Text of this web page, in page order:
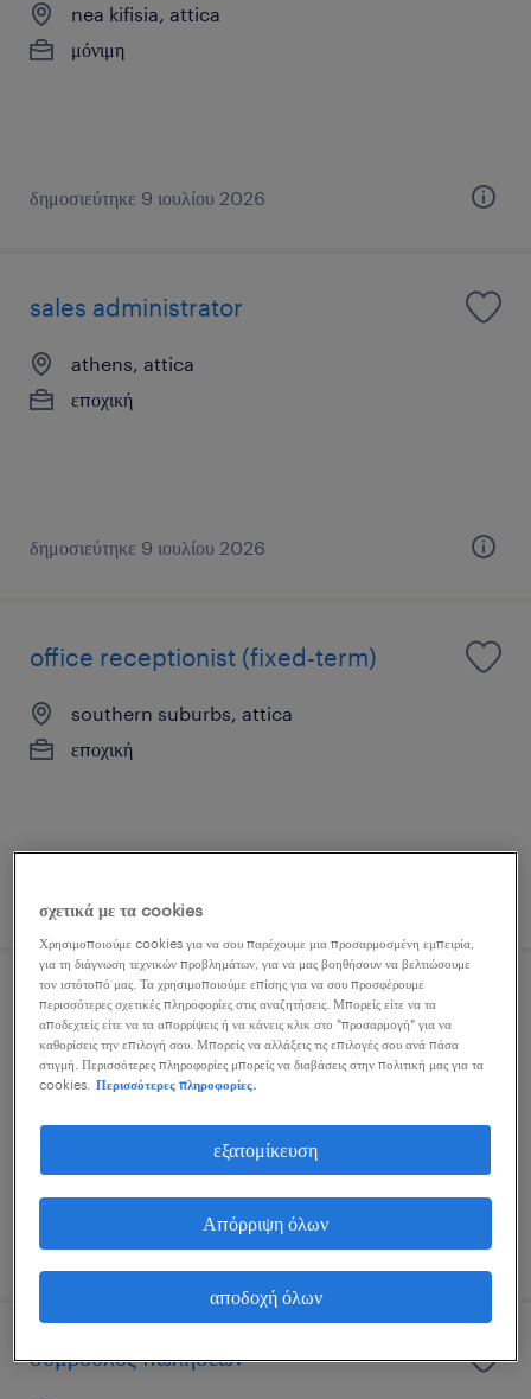
nea kifisia, attica
μόνιμη
δημοσιεύτηκε 9 ιουλίου 2026
sales administrator
athens, attica
εποχική
δημοσιεύτηκε 9 ιουλίου 2026
office receptionist (fixed-term)
southern suburbs, attica
εποχική
δημοσιεύτηκε 9 ιουλίου 2026
account manager (it solutions)
athens, attica
μόνιμη
δημοσιεύτηκε 10 ιουλίου 2026
σύμβουλος πωλήσεων
σχετικά με τα cookies
Χρησιμοποιούμε cookies για να σου παρέχουμε μια προσαρμοσμένη εμπειρία,
για τη διάγνωση τεχνικών προβλημάτων, για να μας βοηθήσουν να βελτιώσουμε
τον ιστότοπό μας. Τα χρησιμοποιούμε επίσης για να σου προσφέρουμε
περισσότερες σχετικές πληροφορίες στις αναζητήσεις. Μπορείς είτε να τα
αποδεχτείς είτε να τα απορρίψεις ή να κάνεις κλικ στο "προσαρμογή" για να
καθορίσεις την επιλογή σου. Μπορείς να αλλάξεις τις επιλογές σου ανά πάσα
στιγμή. Περισσότερες πληροφορίες μπορείς να διαβάσεις στην πολιτική μας για τα
cookies.
Περισσότερες πληροφορίες.
εξατομίκευση
Απόρριψη όλων
αποδοχή όλων